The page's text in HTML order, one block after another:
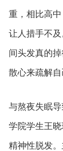
重，相比高
让人措手不
间头发真的
散心来疏解自
与熬夜失眠
学院学生王
精神性脱发